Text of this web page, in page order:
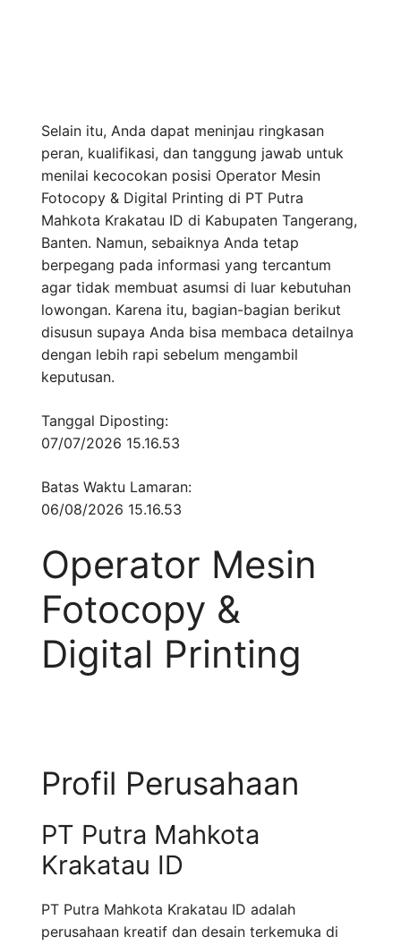
Selain itu, Anda dapat meninjau ringkasan
peran, kualifikasi, dan tanggung jawab untuk
menilai kecocokan posisi Operator Mesin
Fotocopy & Digital Printing di PT Putra
Mahkota Krakatau ID di Kabupaten Tangerang,
Banten. Namun, sebaiknya Anda tetap
berpegang pada informasi yang tercantum
agar tidak membuat asumsi di luar kebutuhan
lowongan. Karena itu, bagian-bagian berikut
disusun supaya Anda bisa membaca detailnya
dengan lebih rapi sebelum mengambil
keputusan.
Tanggal Diposting:
07/07/2026 15.16.53
Batas Waktu Lamaran:
06/08/2026 15.16.53
Operator Mesin
Fotocopy &
Digital Printing
Profil Perusahaan
PT Putra Mahkota
Krakatau ID
PT Putra Mahkota Krakatau ID adalah
perusahaan kreatif dan desain terkemuka di